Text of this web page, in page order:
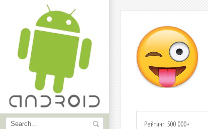
Рейтинг: 500 000+